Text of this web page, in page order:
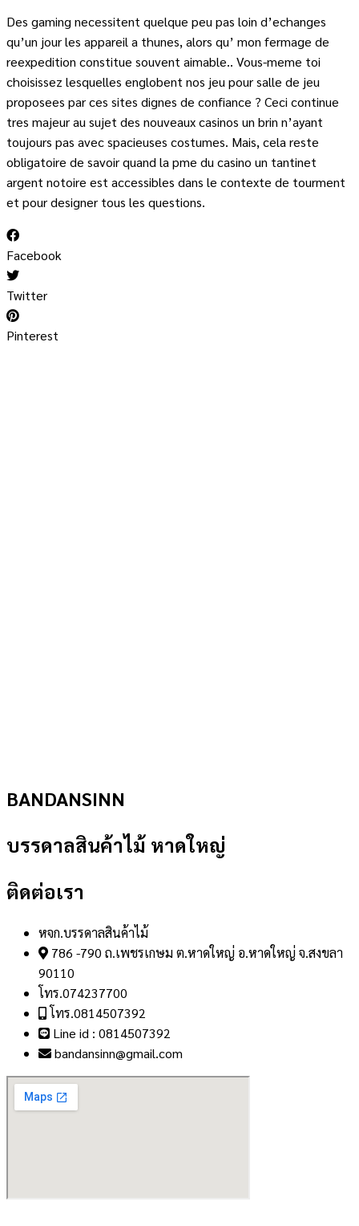
Des gaming necessitent quelque peu pas loin d’echanges
qu’un jour les appareil a thunes, alors qu’ mon fermage de
reexpedition constitue souvent aimable.. Vous-meme toi
choisissez lesquelles englobent nos jeu pour salle de jeu
proposees par ces sites dignes de confiance ? Ceci continue
tres majeur au sujet des nouveaux casinos un brin n’ayant
toujours pas avec spacieuses costumes. Mais, cela reste
obligatoire de savoir quand la pme du casino un tantinet
argent notoire est accessibles dans le contexte de tourment
et pour designer tous les questions.
Facebook
Twitter
Pinterest
BANDANSINN
บรรดาลสินค้าไม้ หาดใหญ่
ติดต่อเรา
หจก.บรรดาลสินค้าไม้
786 -790 ถ.เพชรเกษม ต.หาดใหญ่ อ.หาดใหญ่ จ.สงขลา
90110
โทร.074237700
โทร.0814507392
Line id : 0814507392
bandansinn@gmail.com